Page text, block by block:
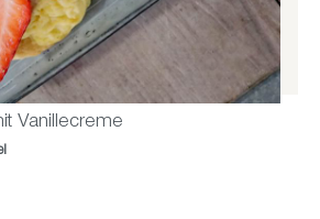
Vanillecreme